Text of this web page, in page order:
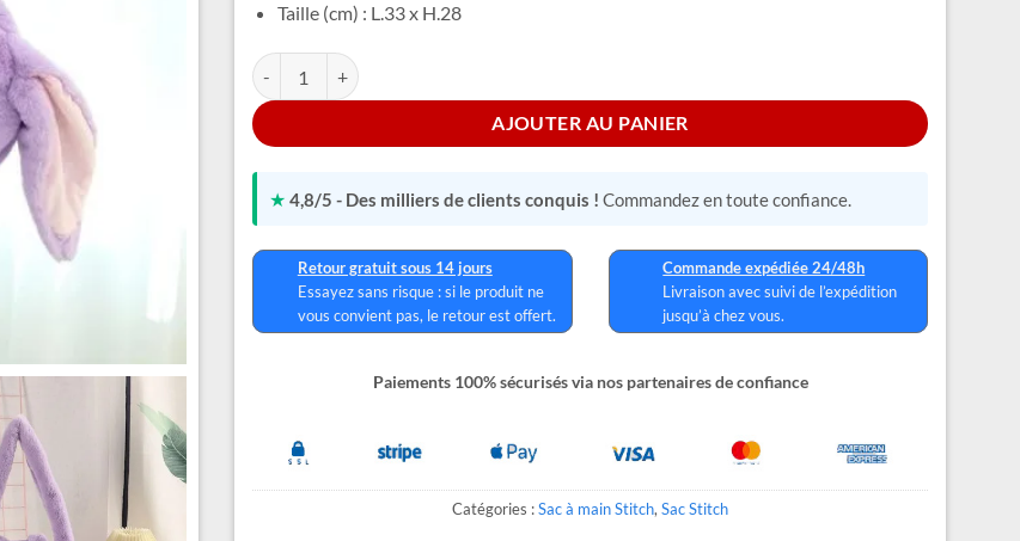
Taille (cm) : L.33 x H.28
quantité de Peluche Stitch Violet Sac
AJOUTER AU PANIER
Alternative:
★ 4,8/5 - Des milliers de clients conquis ! Commandez en toute confiance.
Retour gratuit sous 14 jours
Essayez sans risque : si le produit ne
vous convient pas, le retour est offert.
Commande expédiée 24/48h
Livraison avec suivi de l’expédition
jusqu’à chez vous.
Paiements 100% sécurisés via nos partenaires de confiance
Catégories :Sac à main Stitch, Sac Stitch